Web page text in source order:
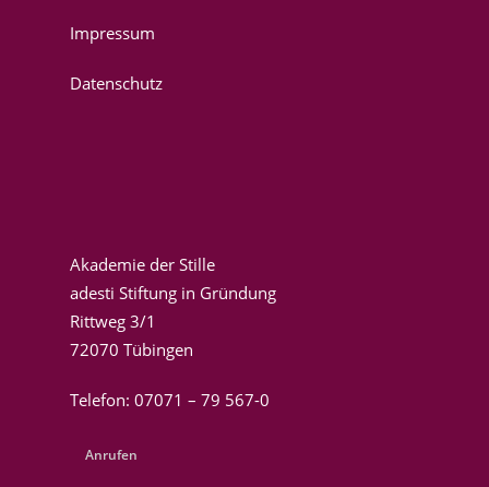
Impressum
Datenschutz
Akademie der Stille
adesti Stiftung in Gründung
Rittweg 3/1
72070 Tübingen
Telefon: 07071 – 79 567-0
Anrufen